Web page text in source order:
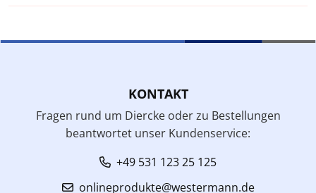
KONTAKT
Fragen rund um Diercke oder zu Bestellungen
beantwortet unser Kundenservice:
+49 531 123 25 125
onlineprodukte@westermann.de